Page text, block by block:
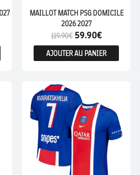
MAILLOT MATCH PSG DOMICILE
2026 2027
119.90€ 59.90€
AJOUTER AU PANIER